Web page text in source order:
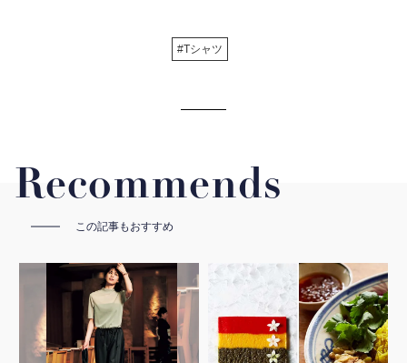
#Tシャツ
Recommends
この記事もおすすめ